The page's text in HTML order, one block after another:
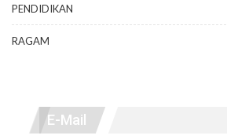
PENDIDIKAN
RAGAM
E-Mail